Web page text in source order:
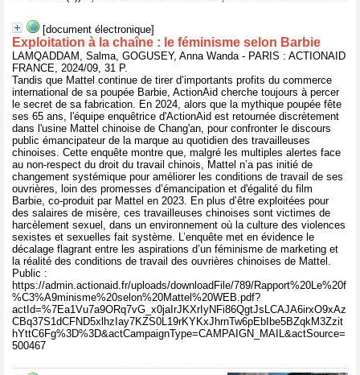
[document électronique]
Exploitation à la chaîne : le féminisme selon Barbie
LAMQADDAM, Salma, GOGUSEY, Anna Wanda - PARIS : ACTIONAID
FRANCE, 2024/09, 31 P.
Tandis que Mattel continue de tirer d’importants profits du commerce
international de sa poupée Barbie, ActionAid cherche toujours à percer
le secret de sa fabrication. En 2024, alors que la mythique poupée fête
ses 65 ans, l'équipe enquêtrice d'ActionAid est retournée discrètement
dans l'usine Mattel chinoise de Chang'an, pour confronter le discours
public émancipateur de la marque au quotidien des travailleuses
chinoises. Cette enquête montre que, malgré les multiples alertes face
au non-respect du droit du travail chinois, Mattel n’a pas initié de
changement systémique pour améliorer les conditions de travail de ses
ouvrières, loin des promesses d’émancipation et d'égalité du film
Barbie, co-produit par Mattel en 2023. En plus d’être exploitées pour
des salaires de misère, ces travailleuses chinoises sont victimes de
harcèlement sexuel, dans un environnement où la culture des violences
sexistes et sexuelles fait système. L’enquête met en évidence le
décalage flagrant entre les aspirations d’un féminisme de marketing et
la réalité des conditions de travail des ouvrières chinoises de Mattel.
Public :
https://admin.actionaid.fr/uploads/downloadFile/789/Rapport%20Le%20f
%C3%A9minisme%20selon%20Mattel%20WEB.pdf?
actId=%7Ea1Vu7a9ORq7vG_x0jaIrJKXrIyNFi86QgtJsLCAJA6irxO9xAz
CBq37S1dCFND5xlhzIay7KZS0L19rKYKxJhrnTw6pEbIbe5BZqkM3Zzit
hYttC6Fg%3D%3D&actCampaignType=CAMPAIGN_MAIL&actSource=
500467